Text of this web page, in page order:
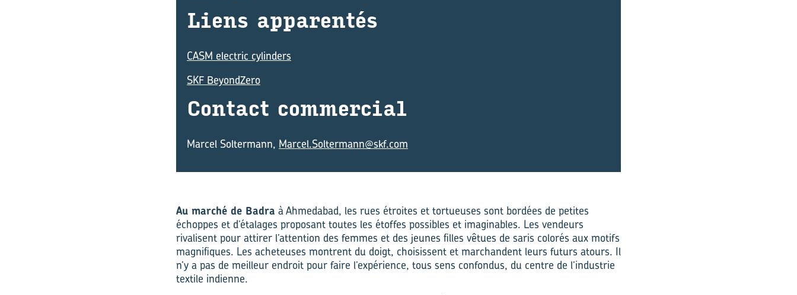
Liens ap­pa­ren­tés
CASM electric cylinders
SKF BeyondZero
Contact com­mer­cial
Marcel Soltermann, Marcel.Soltermann@skf.com
Au marché de Badra à Ahmedabad, les rues étroites et tortueuses sont bordées de petites
échoppes et d’étalages proposant toutes les étoffes possibles et imaginables. Les vendeurs
rivalisent pour attirer l’attention des femmes et des jeunes filles vêtues de saris colorés aux motifs
magnifiques. Les acheteuses montrent du doigt, choisissent et marchandent leurs futurs atours. Il
n’y a pas de meilleur endroit pour faire l’expérience, tous sens confondus, du centre de l’industrie
textile indienne.